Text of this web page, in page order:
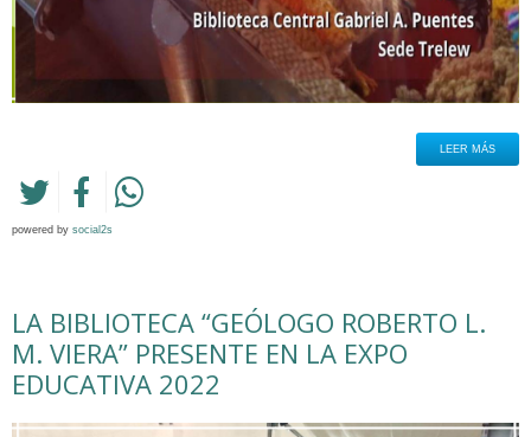
LEER MÁS
powered by social2s
LA BIBLIOTECA “GEÓLOGO ROBERTO L.
M. VIERA” PRESENTE EN LA EXPO
EDUCATIVA 2022